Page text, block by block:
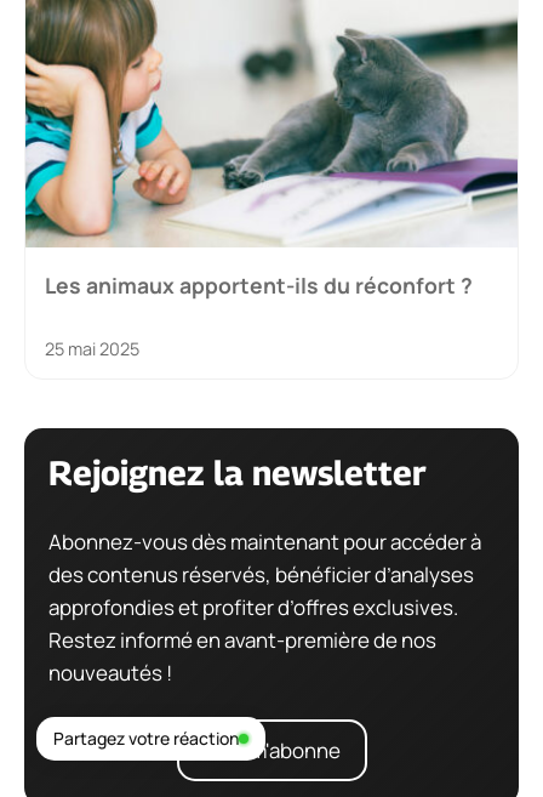
Les animaux apportent-ils du réconfort ?
25 mai 2025
Rejoignez la newsletter
Abonnez-vous dès maintenant pour accéder à
des contenus réservés, bénéficier d’analyses
approfondies et profiter d’offres exclusives.
Restez informé en avant-première de nos
nouveautés !
Je m'abonne
Partagez votre réaction